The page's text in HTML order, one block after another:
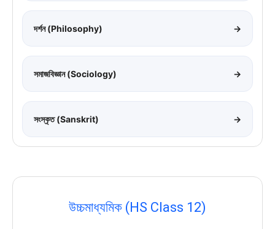
দর্শন (Philosophy) →
সমাজবিজ্ঞান (Sociology) →
সংস্কৃত (Sanskrit) →
উচ্চমাধ্যমিক (HS Class 12)